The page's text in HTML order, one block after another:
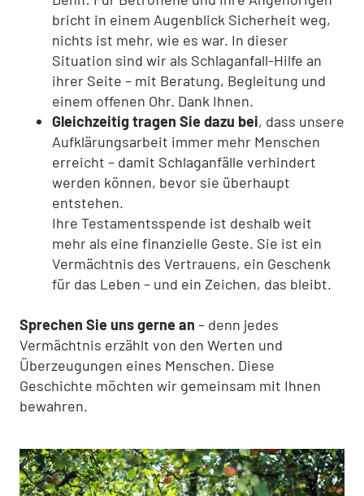
bricht in einem Augenblick Sicherheit weg,
nichts ist mehr, wie es war. In dieser
Situation sind wir als Schlaganfall-Hilfe an
ihrer Seite – mit Beratung, Begleitung und
einem offenen Ohr. Dank Ihnen.
Gleichzeitig tragen Sie dazu bei, dass unsere
Aufklärungsarbeit immer mehr Menschen
erreicht – damit Schlaganfälle verhindert
werden können, bevor sie überhaupt
entstehen.
Ihre Testamentsspende ist deshalb weit
mehr als eine finanzielle Geste. Sie ist ein
Vermächtnis des Vertrauens, ein Geschenk
für das Leben – und ein Zeichen, das bleibt.
Sprechen Sie uns gerne an – denn jedes
Vermächtnis erzählt von den Werten und
Überzeugungen eines Menschen. Diese
Geschichte möchten wir gemeinsam mit Ihnen
bewahren.